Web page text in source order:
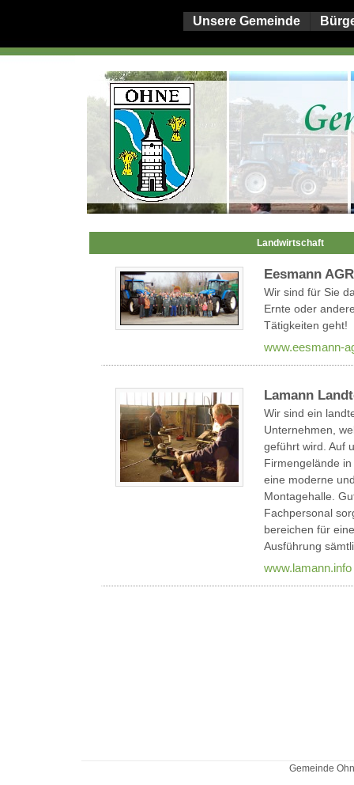
Unsere Gemeinde
Landwirtschaft
Eesmann
Wir sind für Sie
Ernte oder
Tätigkeiten geht!
www.eesmann-
Lamann
Wir sind ein
Unternehmen,
geführt wird. Auf
Firmengelände
eine moderne
Montagehalle.
Fachpersonal
bereichen für
Ausführung
www.lamann.info
Gemeinde